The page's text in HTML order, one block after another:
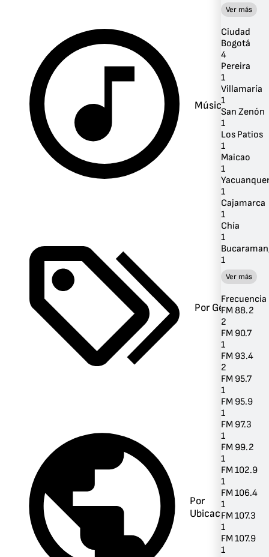
Música
Por Género
Por
Ubicación
Ver más
Ciudad
Bogotá
4
Pereira
1
Villamaría
1
San Zenón
1
Los Patios
1
Maicao
1
1
Cajamarca
1
Chía
1
1
Ver más
Frecuencia
FM 88.2
2
FM 90.7
1
FM 93.4
2
FM 95.7
1
FM 95.9
1
FM 97.3
1
FM 99.2
1
FM 102.9
1
FM 106.4
1
FM 107.3
1
FM 107.9
1